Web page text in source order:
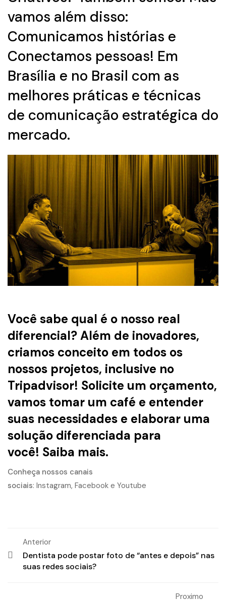
vamos além disso:
Comunicamos histórias e
Conectamos pessoas! Em
Brasília e no Brasil com as
melhores práticas e técnicas
de comunicação estratégica do
mercado.
Você sabe qual é o nosso real
diferencial? Além de inovadores,
criamos conceito em todos os
nossos projetos, inclusive no
Tripadvisor! Solicite um orçamento,
vamos tomar um café e entender
suas necessidades e elaborar uma
solução diferenciada para
você! Saiba mais.
Conheça nossos canais
sociais: Instagram, Facebook e Youtube
Anterior
Dentista pode postar foto de “antes e depois” nas
suas redes sociais?
Proximo